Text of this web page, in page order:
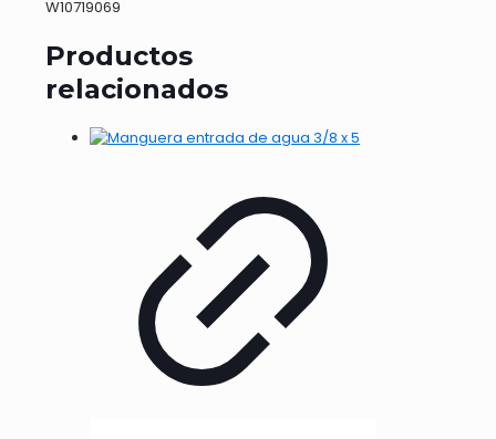
W10719069
Productos
relacionados